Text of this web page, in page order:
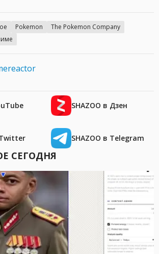
Pokemon
The Pokemon Company
SHAZOO в Дзен
Twitter SHAZOO в Telegram
СЕГОДНЯ